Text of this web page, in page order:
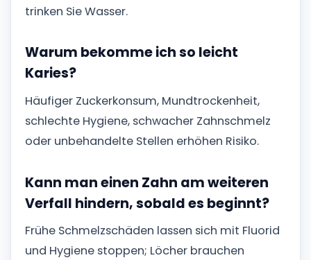
trinken Sie Wasser.
Warum bekomme ich so leicht
Karies?
Häufiger Zuckerkonsum, Mundtrockenheit,
schlechte Hygiene, schwacher Zahnschmelz
oder unbehandelte Stellen erhöhen Risiko.
Kann man einen Zahn am weiteren
Verfall hindern, sobald es beginnt?
Frühe Schmelzschäden lassen sich mit Fluorid
und Hygiene stoppen; Löcher brauchen